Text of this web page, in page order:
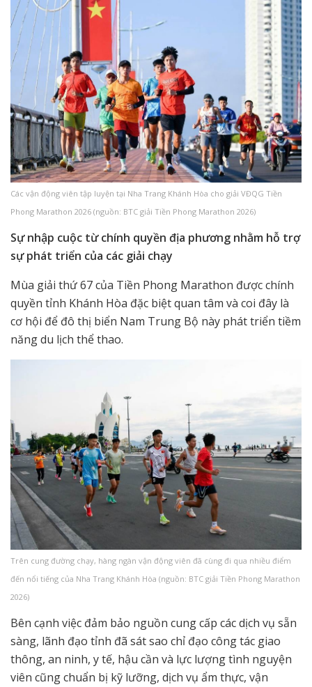
Các vận động viên tập luyện tại Nha Trang Khánh Hòa cho giải VĐQG Tiền
Phong Marathon 2026 (nguồn: BTC giải Tiền Phong Marathon 2026)
Sự nhập cuộc từ chính quyền địa phương nhằm hỗ trợ
sự phát triển của các giải chạy
Mùa giải thứ 67 của Tiền Phong Marathon được chính
quyền tỉnh Khánh Hòa đặc biệt quan tâm và coi đây là
cơ hội để đô thị biển Nam Trung Bộ này phát triển tiềm
năng du lịch thể thao.
Trên cung đường chạy, hàng ngàn vận động viên đã cùng đi qua nhiều điểm
đến nổi tiếng của Nha Trang Khánh Hòa (nguồn: BTC giải Tiền Phong Marathon
2026)
Bên cạnh việc đảm bảo nguồn cung cấp các dịch vụ sẵn
sàng, lãnh đạo tỉnh đã sát sao chỉ đạo công tác giao
thông, an ninh, y tế, hậu cần và lực lượng tình nguyện
viên cũng chuẩn bị kỹ lưỡng, dịch vụ ẩm thực, vận